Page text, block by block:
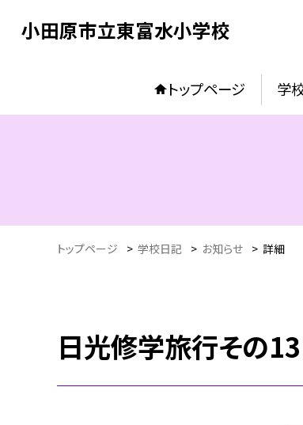
小田原市立東富水小学校
トップページ 学
トップページ > 学校日記 > お知らせ > 詳細
日光修学旅行その13